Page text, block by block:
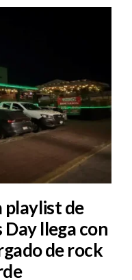
playlist de
llega con
de rock